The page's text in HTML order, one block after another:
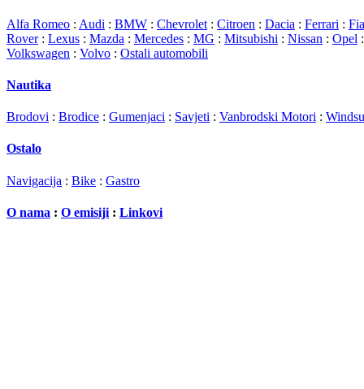
Alfa Romeo : Audi : BMW : Chevrolet : Citroen : Dacia : Ferrari :
Rover: Lexus : Mazda : Mercedes : MG : Mitsubishi : Nissan : Opel
Volkswagen : Volvo : Ostali automobili
Nautika
Brodovi : Brodice : Gumenjaci : Savjeti : Vanbrodski Motori :
Ostalo
Navigacija : Bike : Gastro
O nama : O emisiji : Linkovi